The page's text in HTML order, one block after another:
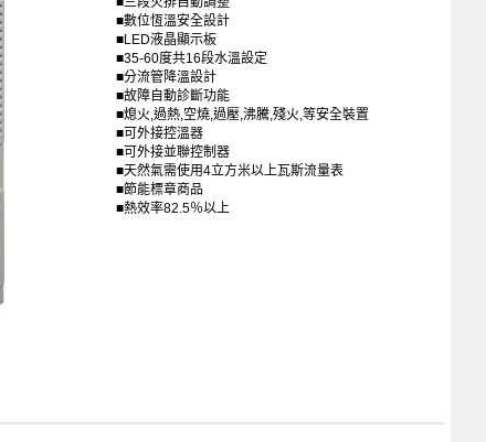
■數位恆溫安全設計
■LED液晶顯示板
■35-60度共16段水溫設定
■分流管降溫設計
■故障自動診斷功能
■熄火,過熱,空燒,過壓,沸騰,殘火,等安全裝置
■可外接控溫器
■可外接並聯控制器
■天然氣需使用4立方米以上瓦斯流量表
■節能標章商品
■熱效率82.5％以上